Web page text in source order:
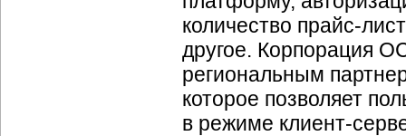
количество прайс-
другое. Корпорация
региональным
которое позволяет
в режиме клиент-